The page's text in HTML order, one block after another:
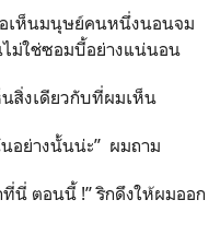
อเห็นมนุษย์คนหนึ่งนอนจม
ม่ใช่ซอมบี้อย่างแน่นอน
สิ่งเดียวกับที่ผมเห็น
นอย่างนั้นน่ะ” ผมถาม
ที่นี่ ตอนนี้ !” ริกดึงให้ผมออก